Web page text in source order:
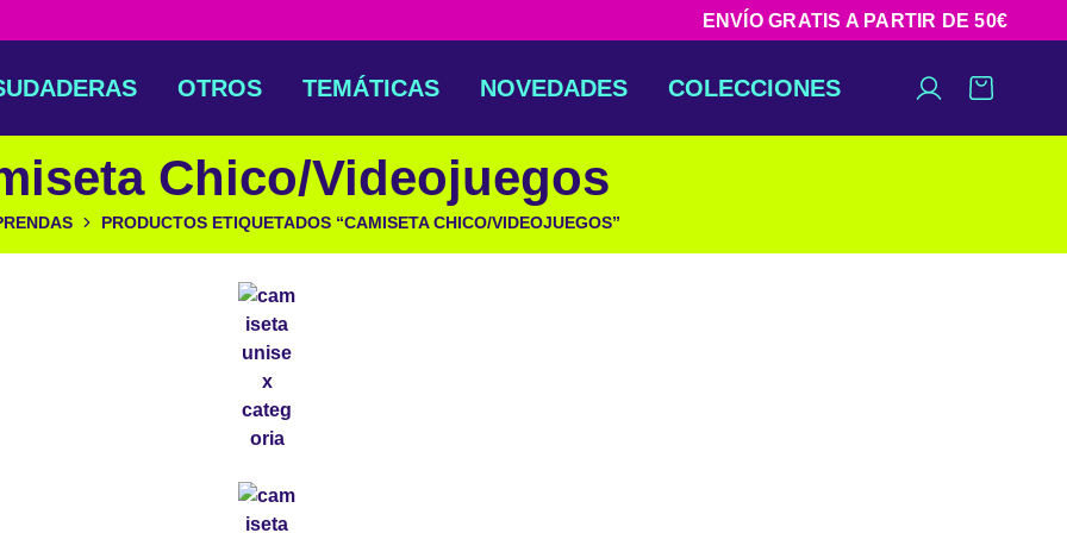
ENVÍO GRATIS A PARTIR DE 50€
OTROS TEMÁTICAS NOVEDADES COLECCIONES
PRODUCTOS ETIQUETADOS “CAMISETA CHICO/VIDEOJUEGOS”
Chico/Videojuegos